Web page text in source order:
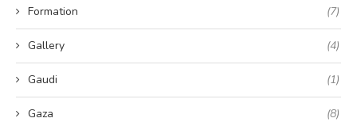
Formation (7)
Gallery (4)
Gaudi (1)
Gaza (8)